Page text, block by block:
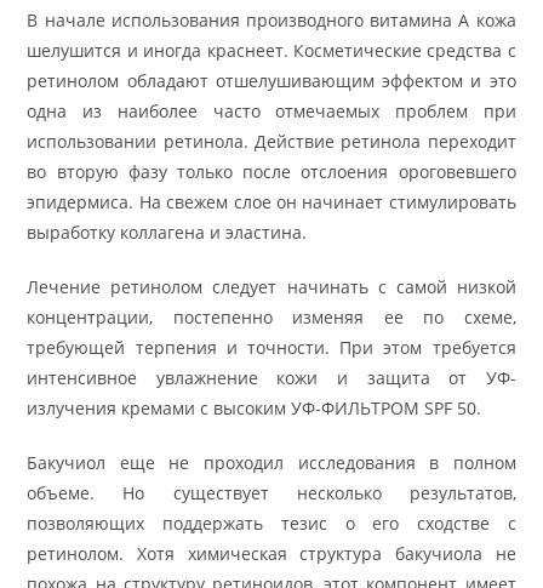
В начале использования производного витамина А кожа
шелушится и иногда краснеет. Косметические средства с
ретинолом обладают отшелушивающим эффектом и это
одна из наиболее часто отмечаемых проблем при
использовании ретинола. Действие ретинола переходит
во вторую фазу только после отслоения ороговевшего
эпидермиса. На свежем слое он начинает стимулировать
выработку коллагена и эластина.
Лечение ретинолом следует начинать с самой низкой
концентрации, постепенно изменяя ее по схеме,
требующей терпения и точности. При этом требуется
интенсивное увлажнение кожи и защита от УФ-
излучения кремами с высоким УФ-ФИЛЬТРОМ SPF 50.
Бакучиол еще не проходил исследования в полном
объеме. Но существует несколько результатов,
позволяющих поддержать тезис о его сходстве с
ретинолом. Хотя химическая структура бакучиола не